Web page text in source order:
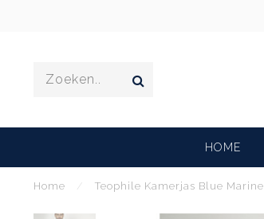
HOME
Home Teophile Kamerjas Blue Marine